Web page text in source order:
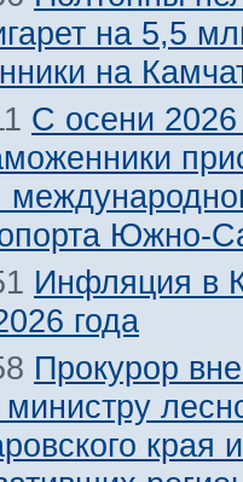
на 5,5
на
С осени 2026
Южно-
Инфляция в
года
Прокурор
края